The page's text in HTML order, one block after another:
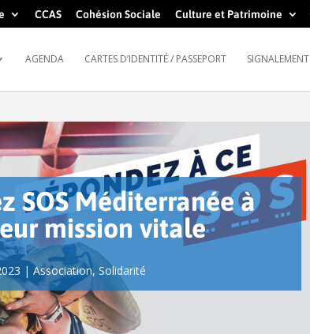
CCAS Cohésion Sociale Culture et Patrimoine
AGENDA CARTES D’IDENTITÉ / PASSEPORT SIGNALEMENT
SOS Méditerranée à
mission vitale
|Association,Solidarité